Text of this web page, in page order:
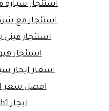
استئجار
استئجار مع
استئجار
استئجار
اسعار ايجار
افضل سعر
ايجار h1 القاهرة